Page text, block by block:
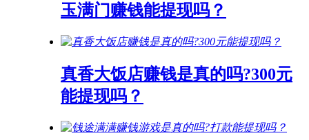
玉满门赚钱能提现吗？
真香大饭店赚钱是真的吗?300元
能提现吗？